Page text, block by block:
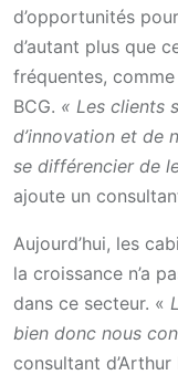
d’opportunités
d’autant plus que
fréquentes,
BCG. « Les clients
d’innovation et de
se différencier de
ajoute un
Aujourd’hui, les
la croissance n’a
dans ce secteur. «
bien donc nous
consultant